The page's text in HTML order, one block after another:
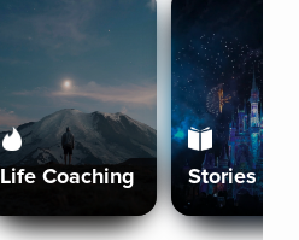
Life Coaching Stories